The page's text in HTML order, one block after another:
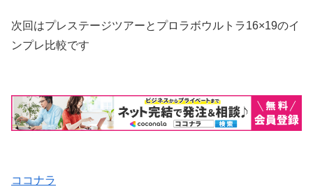
次回はプレステージツアーとプロラボウルトラ16×19のイ
ンプレ比較です
ココナラ